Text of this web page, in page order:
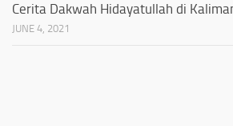
Cerita Dakwah Hidayatullah di
JUNE 4, 2021